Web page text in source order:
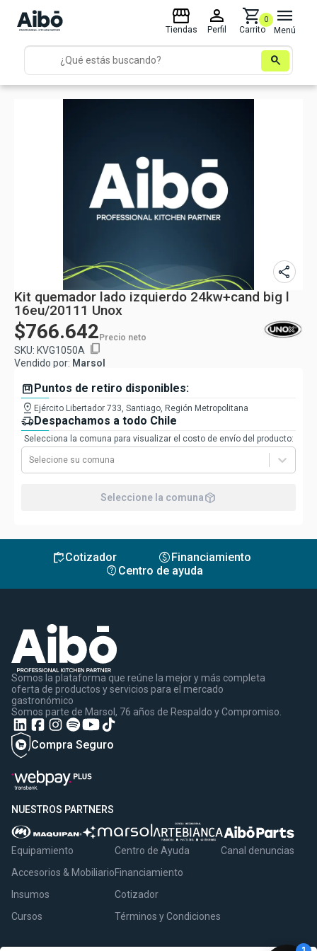
search
storefront
Tiendas
person
Perfil
shopping_cart
Carrito
0 menu
Menú
share
Kit quemador lado izquierdo 24kw+cand big l
16eu/20111 Unox
$766.642 Precio neto
SKU: KVG1050A content_copy
Vendido por: Marsol
boxPuntos de retiro disponibles:
pin_drop Ejército Libertador 733, Santiago, Región Metropolitana
delivery_truck_speedDespachamos a todo Chile
Selecciona la comuna para visualizar el costo de envío del producto:
Selecione su comuna
Seleccione la comunapackage_2
inventoryCotizador monetization_onFinanciamiento
contact_support Centro de ayuda
Somos la plataforma que reúne la mejor y más completa
oferta de productos y servicios para el mercado
gastronómico
Somos parte de Marsol, 76 años de Respaldo y Compromiso.
Compra Seguro
NUESTROS PARTNERS
Equipamiento
Accesorios & Mobiliario
Insumos
Cursos
Centro de Ayuda
Financiamiento
Cotizador
Términos y Condiciones
Canal denuncias